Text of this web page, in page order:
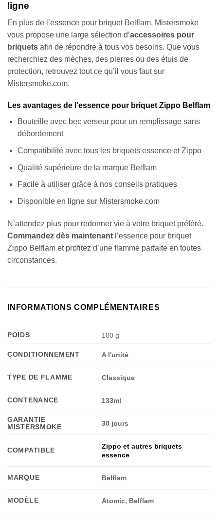
ligne
En plus de l’essence pour briquet Belflam, Mistersmoke
vous propose une large sélection d’accessoires pour
briquets afin de répondre à tous vos besoins. Que vous
recherchiez des mèches, des pierres ou des étuis de
protection, retrouvez tout ce qu’il vous faut sur
Mistersmoke.com.
Les avantages de l’essence pour briquet Zippo Belflam
Bouteille avec bec verseur pour un remplissage sans
débordement
Compatibilité avec tous les briquets essence et Zippo
Qualité supérieure de la marque Belflam
Facile à utiliser grâce à nos conseils pratiques
Disponible en ligne sur Mistersmoke.com
N’attendez plus pour redonner vie à votre briquet préféré.
Commandez dès maintenant l’essence pour briquet
Zippo Belflam et profitez d’une flamme parfaite en toutes
circonstances.
INFORMATIONS COMPLÉMENTAIRES
POIDS 100 g
CONDITIONNEMENT A l'unité
TYPE DE FLAMME Classique
CONTENANCE 133ml
GARANTIE
MISTERSMOKE
30 jours
COMPATIBLE
Zippo et autres briquets
essence
MARQUE Belflam
MODÈLE Atomic, Belflam